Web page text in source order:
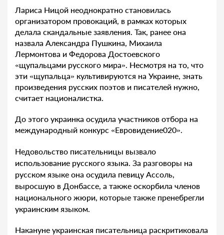
Лариса Ницой неоднократно становилась
организатором провокаций, в рамках которых
делала скандальные заявления. Так, ранее она
назвала Александра Пушкина, Михаила
Лермонтова и Федорова Достоевского
«щупальцами русского мира». Несмотря на то, что
эти «щупальца» культивируются на Украине, знать
произведения русских поэтов и писателей нужно,
считает националистка.
До этого украинка осудила участников отбора на
международный конкурс «Евровидение020».
Недовольство писательницы вызвало
использование русского языка. За разговоры на
русском языке она осудила певицу Ассоль,
выросшую в Донбассе, а также оскорбила членов
национального жюри, которые также пренебрегли
украинским языком.
Накануне украинская писательница раскритиковала